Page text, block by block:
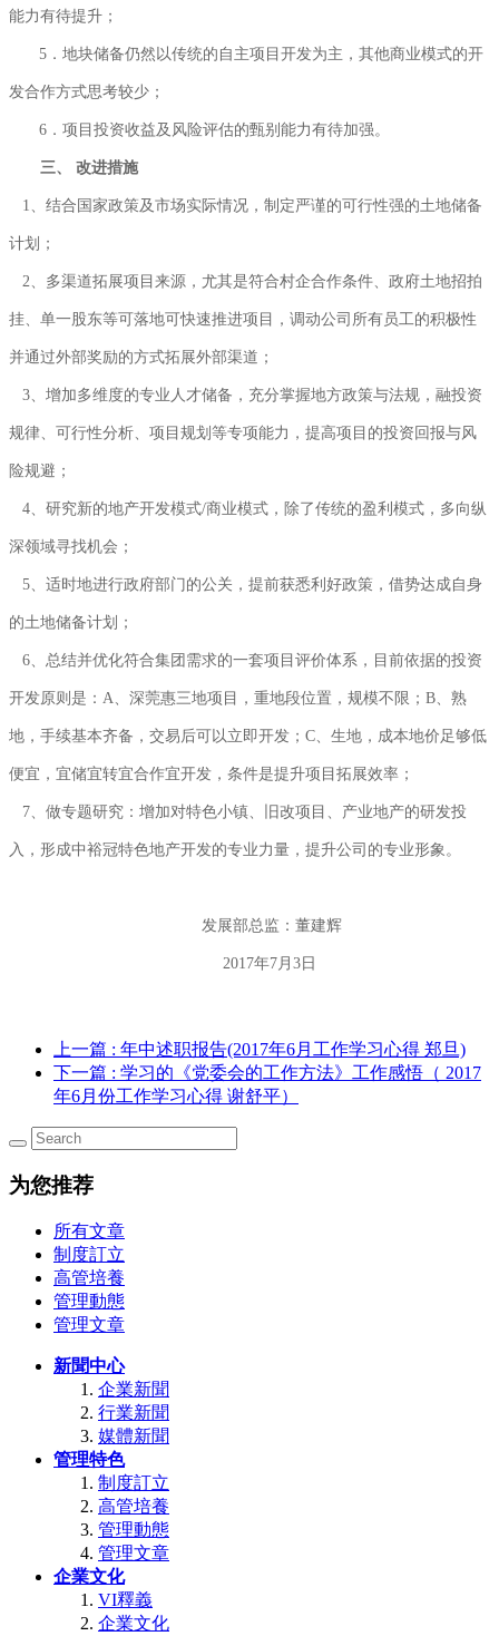
能力有待提升；
5．地块储备仍然以传统的自主项目开发为主，其他商业模式的开
发合作方式思考较少；
6．项目投资收益及风险评估的甄别能力有待加强。
三、 改进措施
1、结合国家政策及市场实际情况，制定严谨的可行性强的土地储备
计划；
2、多渠道拓展项目来源，尤其是符合村企合作条件、政府土地招拍
挂、单一股东等可落地可快速推进项目，调动公司所有员工的积极性
并通过外部奖励的方式拓展外部渠道；
3、增加多维度的专业人才储备，充分掌握地方政策与法规，融投资
规律、可行性分析、项目规划等专项能力，提高项目的投资回报与风
险规避；
4、研究新的地产开发模式/商业模式，除了传统的盈利模式，多向纵
深领域寻找机会；
5、适时地进行政府部门的公关，提前获悉利好政策，借势达成自身
的土地储备计划；
6、总结并优化符合集团需求的一套项目评价体系，目前依据的投资
开发原则是：A、深莞惠三地项目，重地段位置，规模不限；B、熟
地，手续基本齐备，交易后可以立即开发；C、生地，成本地价足够低
便宜，宜储宜转宜合作宜开发，条件是提升项目拓展效率；
7、做专题研究：增加对特色小镇、旧改项目、产业地产的研发投
入，形成中裕冠特色地产开发的专业力量 ，提升公司的专业形象。
发展部总监：董建辉
2017年7月3日
上一篇 : 年中述职报告(2017年6月工作学习心得 郑旦)
下一篇 : 学习的《党委会的工作方法》工作感悟（ 2017
年6月份工作学习心得 谢舒平）
为您推荐
所有文章
制度訂立
高管培養
管理動態
管理文章
新聞中心
企業新聞
行業新聞
媒體新聞
管理特色
制度訂立
高管培養
管理動態
管理文章
企業文化
VI釋義
企業文化